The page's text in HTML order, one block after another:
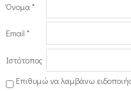
Όνομα *
Email *
Ιστότοπος
Επιθυμώ να λαμβάνω